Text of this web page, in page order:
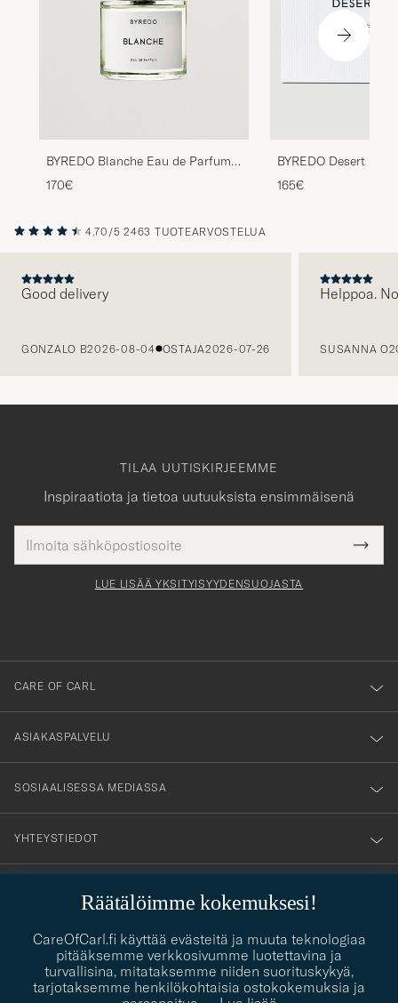
BYREDO Blanche Eau de Parfum
50ml
170€
BYREDO Desert
Parfum 50ml
165€
4.70/5 2463 TUOTEARVOSTELUA
Good delivery
GONZALO B2026-08-04 OSTAJA2026-07-26
Helppoa.
SUSANNA O
Räätälöimme kokemuksesi!
CareOfCarl.fi käyttää evästeitä ja muuta teknologiaa
pitääksemme verkkosivumme luotettavina ja
turvallisina, mitataksemme niiden suorituskykyä,
tarjotaksemme henkilökohtaisia ostokokemuksia ja
TILAA UUTISKIRJEEMME
Inspiraatiota ja tietoa uutuuksista ensimmäisenä
tieto
Tack
för
dig
till
vårt
nyhetsbrev!
LUE LISÄÄ YKSITYISYYDENSUOJASTA
CARE OF CARL
ASIAKASPALVELU
SOSIAALISESSA MEDIASSA
YHTEYSTIEDOT
contact@careofcarl.com
PUKEUTUMISNEUVONTA
Kaipaatko apua oman tyylisi löytämiseen? Me autamme sinua
mielellämme!
PUKEUTUMISNEUVONTA